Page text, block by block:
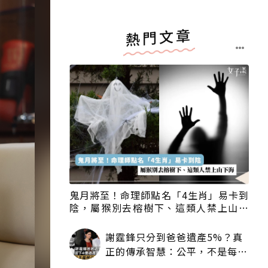
熱門文章
鬼月將至！命理師點名「4生肖」易卡到
陰，屬猴別去榕樹下、這類人禁上山下
謝霆鋒只分到爸爸遺產5%？真
正的傳承智慧：公平，不是每個